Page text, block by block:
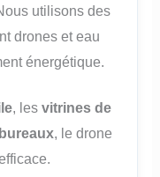
utilisons des
drones et eau
énergétique.
, les vitrines de
, le drone